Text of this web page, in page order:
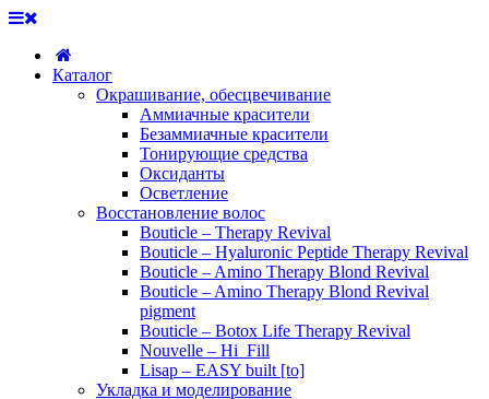
Каталог
Окрашивание, обесцвечивание
Аммиачные красители
Безаммиачные красители
Тонирующие средства
Оксиданты
Осветление
Восстановление волос
Bouticle – Therapy Revival
Bouticle – Hyaluronic Peptide Therapy Revival
Bouticle – Amino Therapy Blond Revival
Bouticle – Amino Therapy Blond Revival
pigment
Bouticle – Botox Life Therapy Revival
Nouvelle – Hi_Fill
Lisap – EASY built [to]
Укладка и моделирование